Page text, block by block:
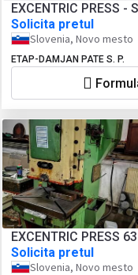
EXCENTRIC PRESS -
Solicita pretul
Slovenia, Novo mesto
ETAP-DAMJAN PATE S. P.
EXCENTRIC PRESS
Solicita pretul
Slovenia, Novo mesto